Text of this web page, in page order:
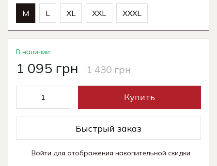
M L XL XXL XXXL
В наличии
1 095 грн 1 430 грн
Купить
Быстрый заказ
Войти для отображения накопительной скидки